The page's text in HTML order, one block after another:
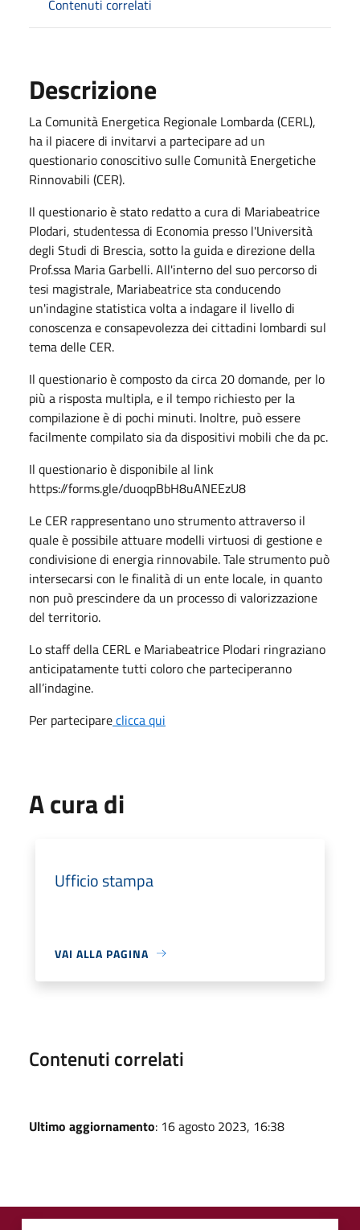
Contenuti correlati
Descrizione
La Comunità Energetica Regionale Lombarda (CERL),
ha il piacere di invitarvi a partecipare ad un
questionario conoscitivo sulle Comunità Energetiche
Rinnovabili (CER).
Il questionario è stato redatto a cura di Mariabeatrice
Plodari, studentessa di Economia presso l'Università
degli Studi di Brescia, sotto la guida e direzione della
Prof.ssa Maria Garbelli. All'interno del suo percorso di
tesi magistrale, Mariabeatrice sta conducendo
un'indagine statistica volta a indagare il livello di
conoscenza e consapevolezza dei cittadini lombardi sul
tema delle CER.
Il questionario è composto da circa 20 domande, per lo
più a risposta multipla, e il tempo richiesto per la
compilazione è di pochi minuti. Inoltre, può essere
facilmente compilato sia da dispositivi mobili che da pc.
Il questionario è disponibile al link
https://forms.gle/duoqpBbH8uANEEzU8
Le CER rappresentano uno strumento attraverso il
quale è possibile attuare modelli virtuosi di gestione e
condivisione di energia rinnovabile. Tale strumento può
intersecarsi con le finalità di un ente locale, in quanto
non può prescindere da un processo di valorizzazione
del territorio.
Lo staff della CERL e Mariabeatrice Plodari ringraziano
anticipatamente tutti coloro che parteciperanno
all’indagine.
Per partecipareclicca qui
A cura di
Ufficio stampa
VAI ALLA PAGINA
Contenuti correlati
Ultimo aggiornamento: 16 agosto 2023, 16:38